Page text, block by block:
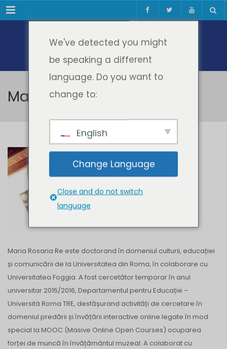
Meniul
Maria Rosaria Re
Maria Rosaria Re
SPEAKER
Maria Rosaria Re este doctorand în domeniul culturii, educației
și comunicării de la Universitatea din Roma, în colaborare cu
Universitatea Foggia. A fost cercetător temporar în anul
universitar 2015/2016, Departamentul pentru Educație –
Università Roma TRE, desfășurand activități de cercetare în
domeniul predării și învățării interactive online legate în mod
special la MOOC (Masive Online Open Courses) ocuparea
forței de muncă în învățământul muzeal. A colaborat cu
We've detected you might
be speaking a different
language. Do you want to
change to:
English
Change Language
Close and do not switch
language